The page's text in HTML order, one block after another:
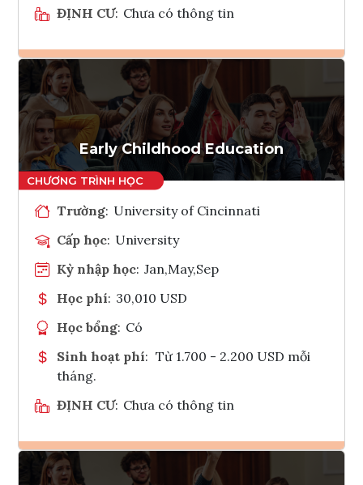
ĐỊNH CƯ: Chưa có thông tin
Ghi danh
Tham vấn Interlink
Early Childhood Education
Trường: University of Cincinnati
Cấp học: University
Kỳ nhập học: Jan,May,Sep
Học phí: 30,010 USD
Học bổng: Có
Sinh hoạt phí: Từ 1.700 - 2.200 USD mỗi
tháng.
ĐỊNH CƯ: Chưa có thông tin
Ghi danh